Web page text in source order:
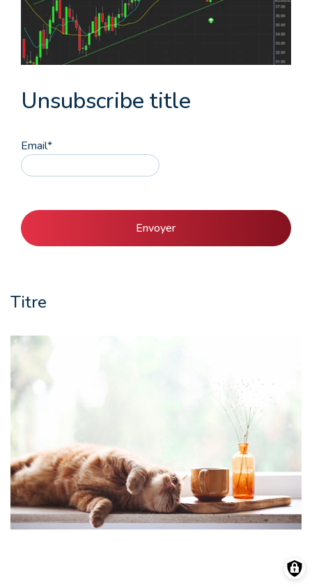
Unsubscribe title
Email*
Envoyer
Titre